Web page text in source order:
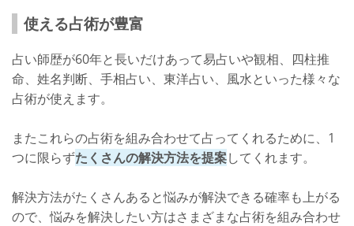
使える占術が豊富
占い師歴が60年と長いだけあって易占いや観相、四柱推
命、姓名判断、手相占い、東洋占い、風水といった様々な
占術が使えます。
またこれらの占術を組み合わせて占ってくれるために、1
つに限らずたくさんの解決方法を提案してくれます。
解決方法がたくさんあると悩みが解決できる確率も上がる
ので、悩みを解決したい方はさまざまな占術を組み合わせ